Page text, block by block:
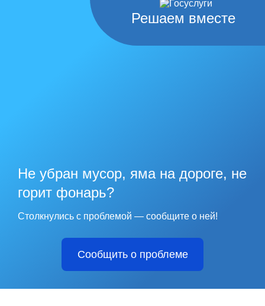
Решаем вместе
Не убран мусор, яма на дороге, не
горит фонарь?
Столкнулись с проблемой — сообщите о ней!
Сообщить о проблеме